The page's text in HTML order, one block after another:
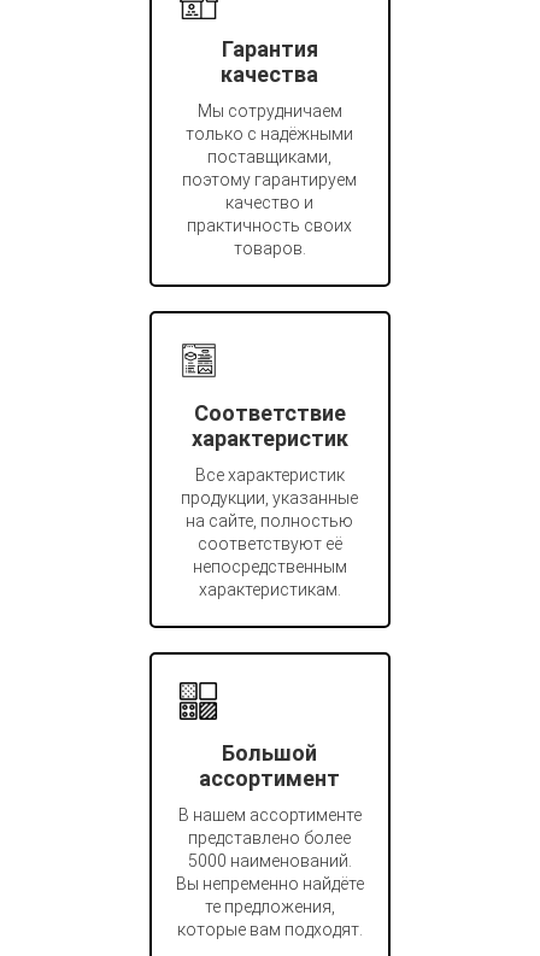
Гарантия
качества
Мы сотрудничаем
только с надёжными
поставщиками,
поэтому гарантируем
качество и
практичность своих
товаров.
Соответствие
характеристик
Все характеристик
продукции, указанные
на сайте, полностью
соответствуют её
непосредственным
характеристикам.
Большой
ассортимент
В нашем ассортименте
представлено более
5000 наименований.
Вы непременно найдёте
те предложения,
которые вам подходят.